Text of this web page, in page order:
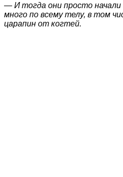
— И тогда они просто начали
много по всему телу, в том
царапин от когтей.